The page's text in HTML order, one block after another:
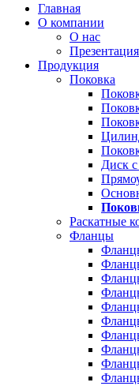
Главная
О компании
О нас
Продукция
Поковка
Диск
Раскатные
Фланцы